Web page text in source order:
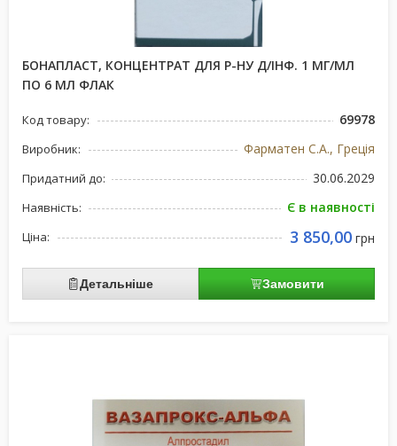
БОНАПЛАСТ, КОНЦЕНТРАТ ДЛЯ Р-НУ Д/ІНФ. 1 МГ/МЛ
ПО 6 МЛ ФЛАК
Код товару: 69978
Виробник: Фарматен С.А., Греція
Придатний до: 30.06.2029
Наявність: Є в наявності
Ціна: 3 850,00 грн
Детальніше Замовити